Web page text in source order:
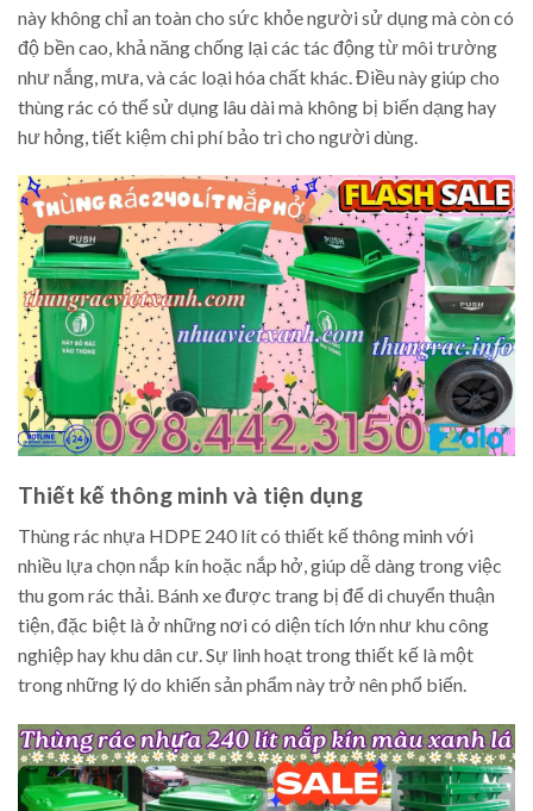
này không chỉ an toàn cho sức khỏe người sử dụng mà còn có
độ bền cao, khả năng chống lại các tác động từ môi trường
như nắng, mưa, và các loại hóa chất khác. Điều này giúp cho
thùng rác có thể sử dụng lâu dài mà không bị biến dạng hay
hư hỏng, tiết kiệm chi phí bảo trì cho người dùng.
Thiết kế thông minh và tiện dụng
Thùng rác nhựa HDPE 240 lít có thiết kế thông minh với
nhiều lựa chọn nắp kín hoặc nắp hở, giúp dễ dàng trong việc
thu gom rác thải. Bánh xe được trang bị để di chuyển thuận
tiện, đặc biệt là ở những nơi có diện tích lớn như khu công
nghiệp hay khu dân cư. Sự linh hoạt trong thiết kế là một
trong những lý do khiến sản phẩm này trở nên phổ biến.